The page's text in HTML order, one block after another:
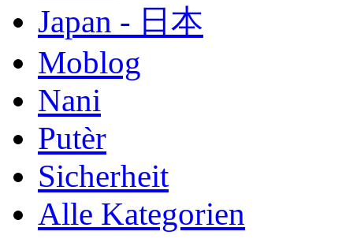
Japan - 日本
Moblog
Nani
Putèr
Sicherheit
Alle Kategorien